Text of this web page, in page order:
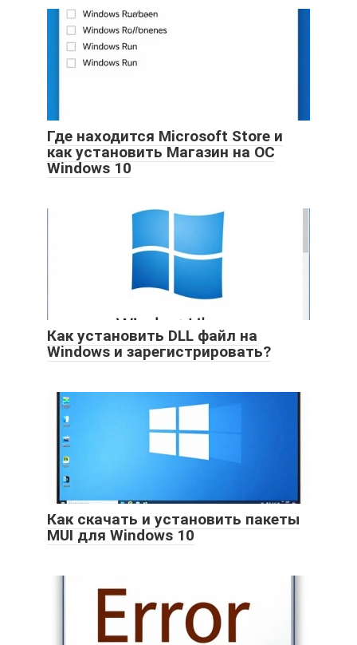
Где находится Microsoft Store и
как установить Магазин на ОС
Windows 10
Как установить DLL файл на
Windows и зарегистрировать?
Как скачать и установить пакеты
MUI для Windows 10